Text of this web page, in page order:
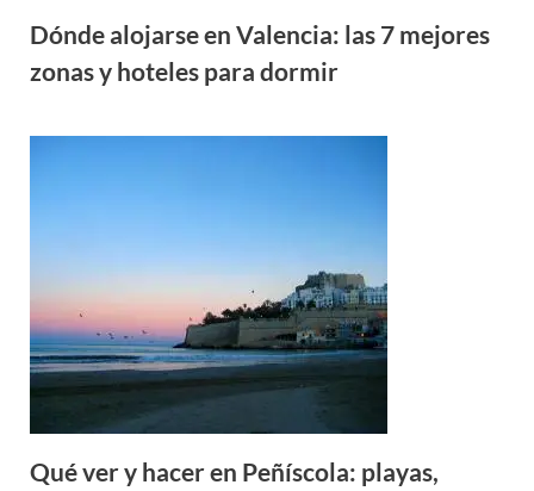
Dónde alojarse en Valencia: las 7 mejores
zonas y hoteles para dormir
Qué ver y hacer en Peñíscola: playas,